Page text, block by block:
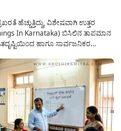
ಹೆಚ್ಚುತ್ತಿದ್ದು, ವಿಶೇಷವಾಗಿ ಉತ್ತರ
In Karnataka) ಬಿಸಿಲಿನ ತಾಪಮಾನ
ಹಾಗೂ ಸಾರ್ವಜನಿಕರ